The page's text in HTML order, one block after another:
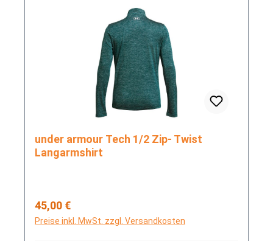
under armour Tech 1/2 Zip- Twist
Langarmshirt
Regulärer Preis:
45,00 €
Preise inkl. MwSt. zzgl. Versandkosten